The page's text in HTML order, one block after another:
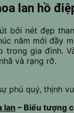
lan hồ
bởi nét đẹp
năm mới đầy
trong gia đình.
và rạng rỡ.
phú quý, thịnh
lan – Biểu tượng